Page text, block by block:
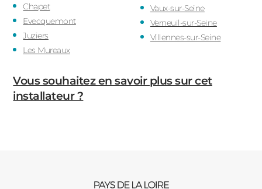
Chapet
Evecquemont
Juziers
Les Mureaux
Vaux-sur-Seine
Verneuil-sur-Seine
Villennes-sur-Seine
Vous souhaitez en savoir plus sur cet
installateur ?